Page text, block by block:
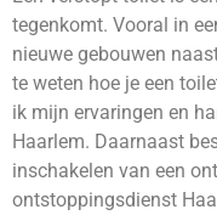
tegenkomt. Vooral in
nieuwe gebouwen
te weten hoe je een
ik mijn ervaringen en
Haarlem. Daarnaast
inschakelen van een
ontstoppingsdienst